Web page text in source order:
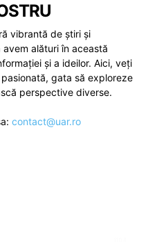
vibrantă de știri și
alături în această
și a ideilor. Aici, veți
gata să exploreze
perspective diverse.
contact@uar.ro